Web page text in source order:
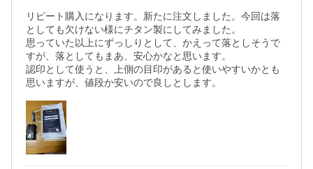
リピート購入になります。新たに注文しました。今回は落
としても欠けない様にチタン製にしてみました。
思っていた以上にずっしりとして、かえって落としそうで
すが、落としてもまあ、安心かなと思います。
認印として使うと、上側の目印があると使いやすいかとも
思いますが、値段か安いので良しとします。